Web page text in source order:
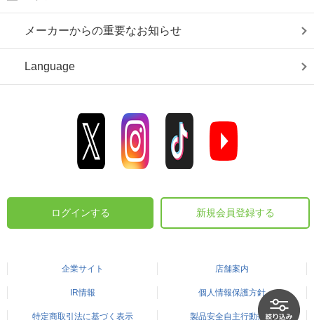
メーカーからの重要なお知らせ
Language
ログインする 新規会員登録する
企業サイト 店舗案内
IR情報 個人情報保護方針
特定商取引法に基づく表示 製品安全自主行動指針